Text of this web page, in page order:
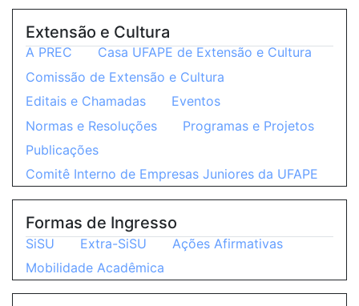
Extensão e Cultura
A PREC
Casa UFAPE de Extensão e Cultura
Comissão de Extensão e Cultura
Editais e Chamadas
Eventos
Normas e Resoluções
Programas e Projetos
Publicações
Comitê Interno de Empresas Juniores da UFAPE
Formas de Ingresso
SiSU Extra-SiSU
Ações Afirmativas
Mobilidade Acadêmica